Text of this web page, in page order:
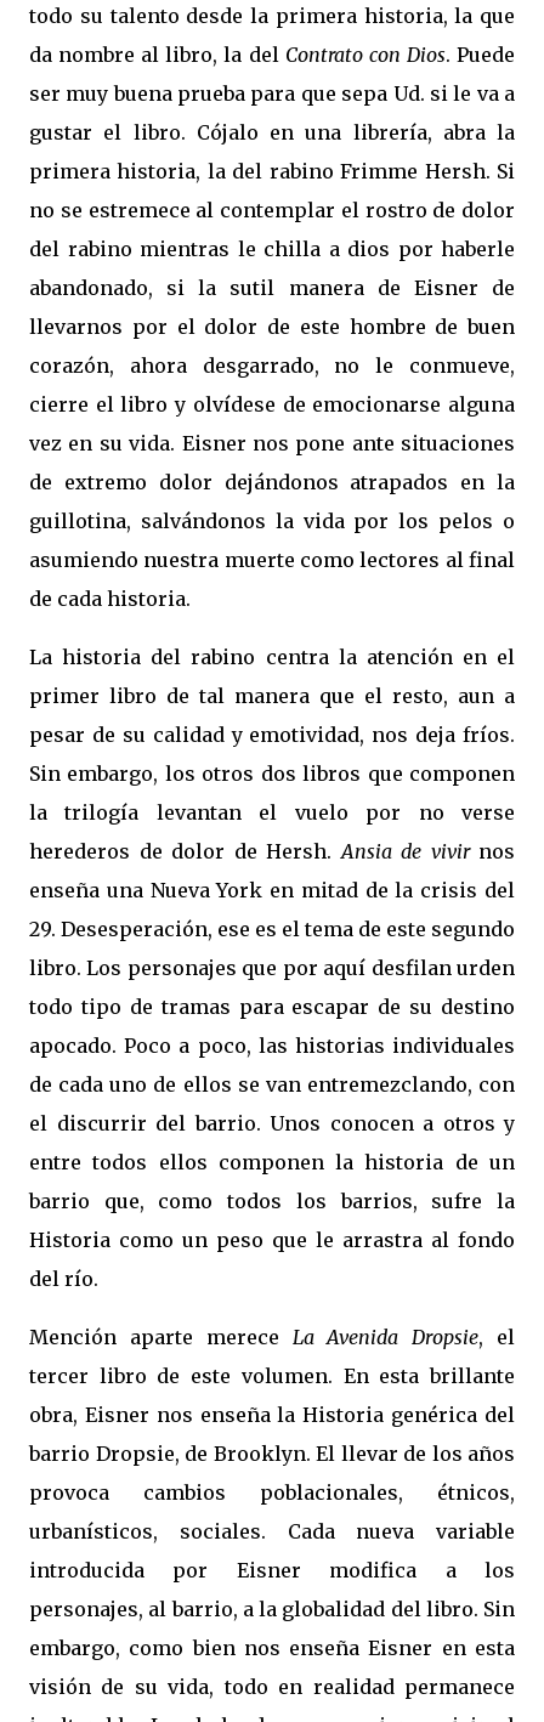
todo su talento desde la primera historia, la que
da nombre al libro, la del Contrato con Dios. Puede
ser muy buena prueba para que sepa Ud. si le va a
gustar el libro. Cójalo en una librería, abra la
primera historia, la del rabino Frimme Hersh. Si
no se estremece al contemplar el rostro de dolor
del rabino mientras le chilla a dios por haberle
abandonado, si la sutil manera de Eisner de
llevarnos por el dolor de este hombre de buen
corazón, ahora desgarrado, no le conmueve,
cierre el libro y olvídese de emocionarse alguna
vez en su vida. Eisner nos pone ante situaciones
de extremo dolor dejándonos atrapados en la
guillotina, salvándonos la vida por los pelos o
asumiendo nuestra muerte como lectores al final
de cada historia.
La historia del rabino centra la atención en el
primer libro de tal manera que el resto, aun a
pesar de su calidad y emotividad, nos deja fríos.
Sin embargo, los otros dos libros que componen
la trilogía levantan el vuelo por no verse
herederos de dolor de Hersh.Ansia de vivir nos
enseña una Nueva York en mitad de la crisis del
29. Desesperación, ese es el tema de este segundo
libro. Los personajes que por aquí desfilan urden
todo tipo de tramas para escapar de su destino
apocado. Poco a poco, las historias individuales
de cada uno de ellos se van entremezclando, con
el discurrir del barrio. Unos conocen a otros y
entre todos ellos componen la historia de un
barrio que, como todos los barrios, sufre la
Historia como un peso que le arrastra al fondo
del río.
Mención aparte merece La Avenida Dropsie, el
tercer libro de este volumen. En esta brillante
obra, Eisner nos enseña la Historia genérica del
barrio Dropsie, de Brooklyn. El llevar de los años
provoca cambios poblacionales, étnicos,
urbanísticos, sociales. Cada nueva variable
introducida por Eisner modifica a los
personajes, al barrio, a la globalidad del libro. Sin
embargo, como bien nos enseña Eisner en esta
visión de su vida, todo en realidad permanece